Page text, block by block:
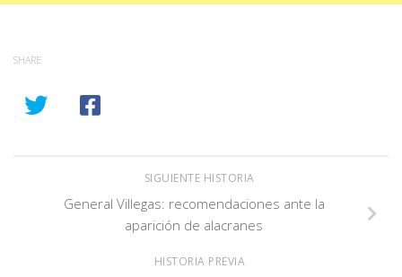
SHARE
SIGUIENTE HISTORIA
General Villegas: recomendaciones ante la
aparición de alacranes
HISTORIA PREVIA